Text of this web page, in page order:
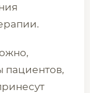
пациентов,